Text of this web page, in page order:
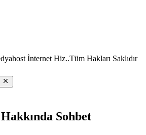
İnternet Hiz..Tüm Hakları Saklıdır
Sohbet